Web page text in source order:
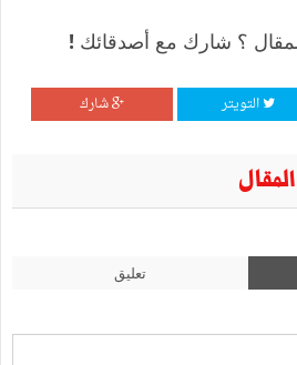
؟ شارك مع أصدقائك !
التويتر شارك
تعليق